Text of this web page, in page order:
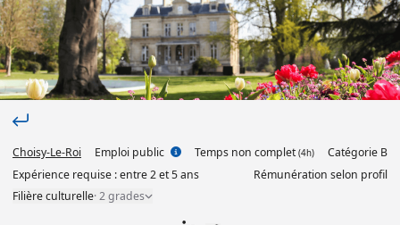
Choisy-Le-Roi Emploi public Temps non complet(4h) CatégorieB
Expérience requise :entre 2 et 5 ans
Rémunération selon profil
Filière culturelle·2 grades